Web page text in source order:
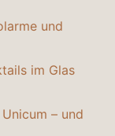
und
im Glas
– und